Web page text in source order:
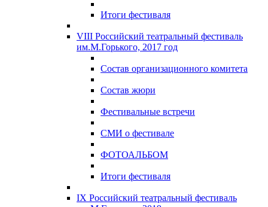
Итоги фестиваля
VIII Российский театральный фестиваль
им.М.Горького, 2017 год
Состав организационного комитета
Состав жюри
Фестивальные встречи
СМИ о фестивале
ФОТОАЛЬБОМ
Итоги фестиваля
IX Российский театральный фестиваль